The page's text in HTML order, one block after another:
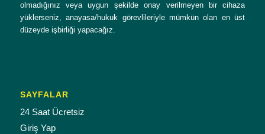
olmadığınız veya uygun şekilde onay verilmeyen bir cihaza
yüklerseniz, anayasa/hukuk görevlileriyle mümkün olan en üst
düzeyde işbirliği yapacağız.
SAYFALAR
24 Saat Ücretsiz
Giriş Yap